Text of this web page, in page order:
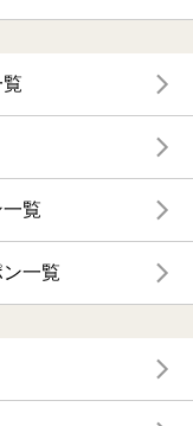
覧
一覧